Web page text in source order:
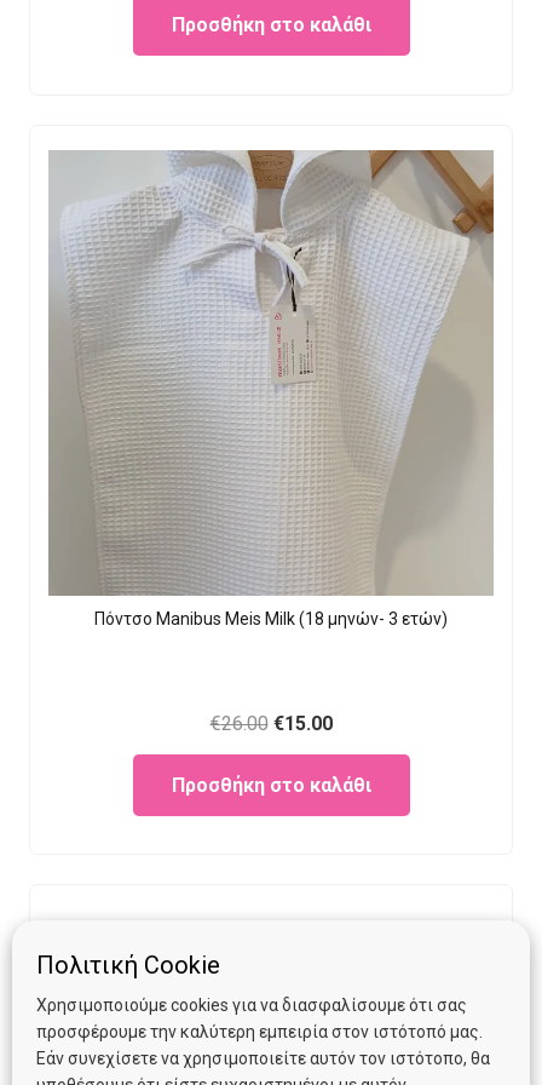
was:
is:
Προσθήκη στο καλάθι
Πόντσο Manibus Meis Milk (18 μηνών- 3 ετών)
€26.00 Original
price
was:
€26.00.
€15.00Current
price
is:
€15.00.
Προσθήκη στο καλάθι
Πολιτική Cookie
Χρησιμοποιούμε cookies για να διασφαλίσουμε ότι σας
προσφέρουμε την καλύτερη εμπειρία στον ιστότοπό μας.
Εάν συνεχίσετε να χρησιμοποιείτε αυτόν τον ιστότοπο, θα